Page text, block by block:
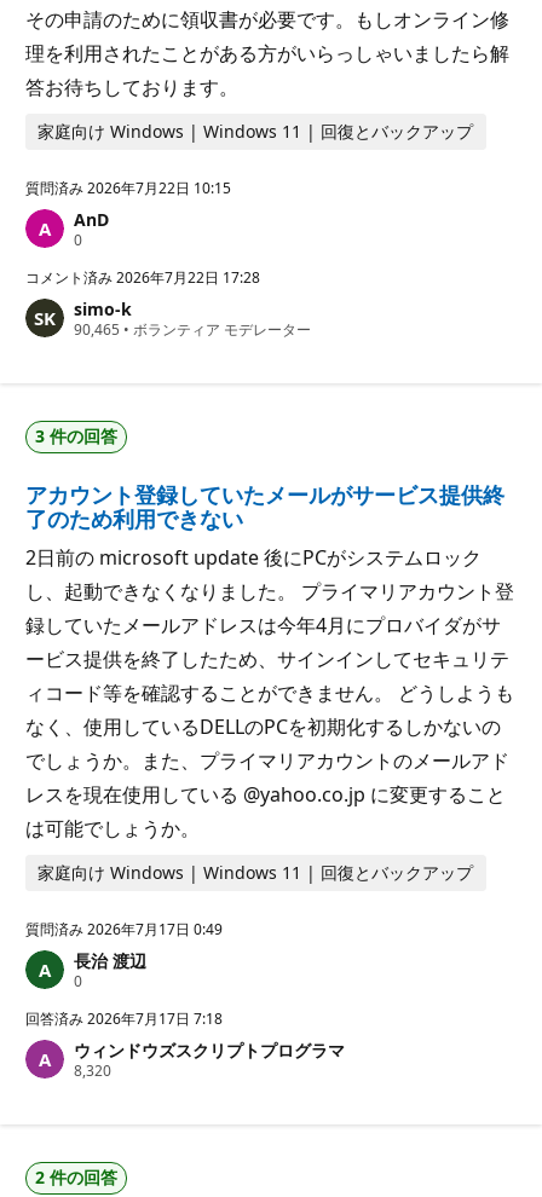
その申請のために領収書が必要です。もしオンライン修
理を利用されたことがある方がいらっしゃいましたら解
答お待ちしております。
家庭向け Windows | Windows 11 | 回復とバックアップ
質問済み2026年7月22日 10:15
AnD
0評
の
イ
ン
コメント済み2026年7月22日 17:28
simo-k
90,465 評
ト
• ボランティア モデレーター
3 件の回答
アカウント登録していたメールがサービス提供終
了のため利用できない
2日前の microsoft update 後にPCがシステムロック
し、起動できなくなりました。 プライマリアカウント登
録していたメールアドレスは今年4月にプロバイダがサ
ービス提供を終了したため、サインインしてセキュリテ
ィコード等を確認することができません。 どうしようも
なく、使用しているDELLのPCを初期化するしかないの
でしょうか。また、プライマリアカウントのメールアド
レスを現在使用している @yahoo.co.jp に変更すること
は可能でしょうか。
家庭向け Windows | Windows 11 | 回復とバックアップ
質問済み2026年7月17日 0:49
長治 渡辺
0評
の
イ
ン
回答済み2026年7月17日 7:18
ウィンドウズスクリプトプログラマ
8,320評
ン
ト
2 件の回答